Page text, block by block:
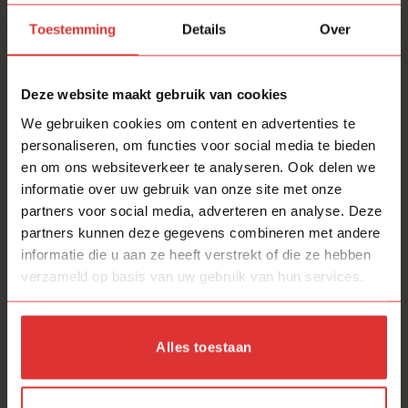
Toestemming Details Over
Deze website maakt gebruik van cookies
We gebruiken cookies om content en advertenties te
personaliseren, om functies voor social media te bieden
en om ons websiteverkeer te analyseren. Ook delen we
informatie over uw gebruik van onze site met onze
partners voor social media, adverteren en analyse. Deze
partners kunnen deze gegevens combineren met andere
informatie die u aan ze heeft verstrekt of die ze hebben
verzameld op basis van uw gebruik van hun services.
Alles toestaan
hanglamp nooit te veel! Afhalen bij onze
Lampenschuur wordt beloond met minimaal 10%
Nergens voordeliger!!
Onze service
24 maanden Carry-in garantieop een juiste
werking.
Hebben wijin onze lampenschuur en kan direct
worden meegenomen.
Minimaal 10% korting* bij afhalen!!! *t.o.v. de
Gratis wat te drinken (koffie, thee, water, pakje
drinken voor de kinderen)
Direct meenemen, geen wachttijden